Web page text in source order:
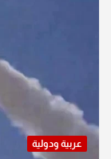
عربية ودولية